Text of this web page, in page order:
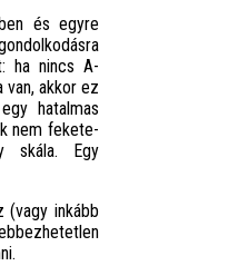
és egyre
ha nincs A-
van, akkor ez
hatalmas
nem fekete-
skála. Egy
(vagy inkább